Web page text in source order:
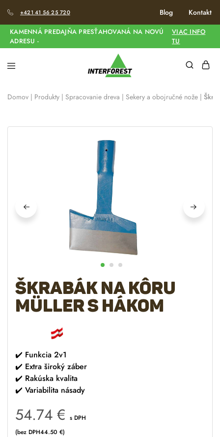
+421 41 56 25 720 Blog Kontakt
KAMENNÁ PREDAJŇA PRESŤAHOVANÁ NA NOVÚ
ADRESU -
VIAC INFO
TU
Domov | Produkty | Spracovanie dreva | Sekery a obojručné nože |
Škrabák na kôru
MÜLLER s hákom
✔️ Funkcia 2v1
✔️ Extra široký záber
✔️ Rakúska kvalita
✔️ Variabilita násady
54.74 € s DPH
(bez DPH44.50 €)